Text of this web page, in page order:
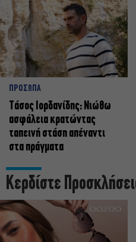
ΠΡΟΣΩΠΑ
Tάσος Ιορδανίδης: Νιώθω
ασφάλεια κρατώντας
ταπεινή στάση απέναντι
στα πράγματα
Κερδίστε